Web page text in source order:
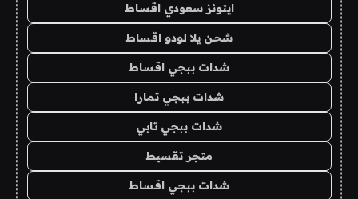
ايتونز سعودي اقساط
شحن يلا لودو اقساط
شدات ببجي اقساط
شدات ببجي تمارا
شدات ببجي تابي
متجر تقسيط
شدات ببجي اقساط